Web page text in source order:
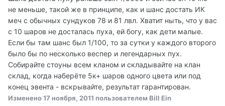
не меньше, такой же в принципе, как и шанс достать ИК
меч с обычных сундуков 78 и 81 лвл. Хватит ныть, что у вас
с 10 шаров не досталась пуха, ей богу, как дети малые.
Если бы там шанс был 1/100, то за сутки у каждого второго
было бы по несколько веспер и легендарных пух.
Собирайте стоуны всем кланом и складывайте на клан
склад, когда наберёте 5к+ шаров одного цвета или под
конец эвента - вскрывайте, результат гарантирован.
Изменено17 ноября, 2011 пользователем Bill Ein